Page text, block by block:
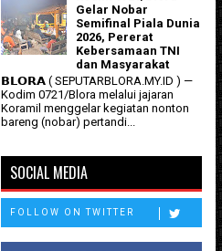
Gelar Nobar
Semifinal Piala Dunia
2026, Pererat
Kebersamaan TNI
dan Masyarakat
𝗕𝗟𝗢𝗥𝗔 ( SEPUTARBLORA.MY.ID ) —
Kodim 0721/Blora melalui jajaran
Koramil menggelar kegiatan nonton
bareng (nobar) pertandi...
SOCIAL MEDIA
FOLLOW ON TWITTER